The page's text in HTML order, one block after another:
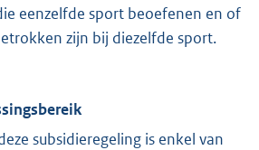
eenzelfde sport beoefenen en of
zijn bij diezelfde sport.
subsidieregeling is enkel van